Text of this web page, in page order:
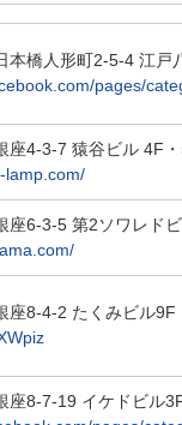
本橋人形町2-5-4 江戸
pages/
座4-3-7 猿谷ビル 4F
lamp.com/
座6-3-5 第2ソワレド
座8-4-2 たくみビル
座8-7-19 イケドビル